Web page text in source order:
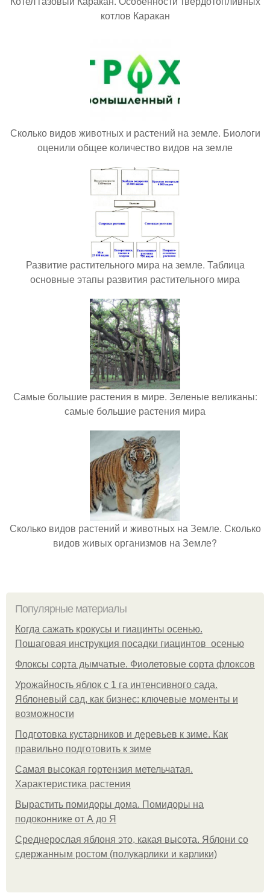
котлов Каракан
Сколько видов животных и растений на земле. Биологи
оценили общее количество видов на земле
Развитие растительного мира на земле. Таблица
основные этапы развития растительного мира
Самые большие растения в мире. Зеленые великаны:
самые большие растения мира
Сколько видов растений и животных на Земле. Сколько
видов живых организмов на Земле?
Популярные материалы
Когда сажать крокусы и гиацинты осенью.
Пошаговая инструкция посадки гиацинтов осенью
Флоксы сорта дымчатые. Фиолетовые сорта флоксов
Урожайность яблок с 1 га интенсивного сада.
Яблоневый сад, как бизнес: ключевые моменты и
возможности
Подготовка кустарников и деревьев к зиме. Как
правильно подготовить к зиме
Самая высокая гортензия метельчатая.
Характеристика растения
Вырастить помидоры дома. Помидоры на
подоконнике от А до Я
Среднерослая яблоня это, какая высота. Яблони со
сдержанным ростом (полукарлики и карлики)